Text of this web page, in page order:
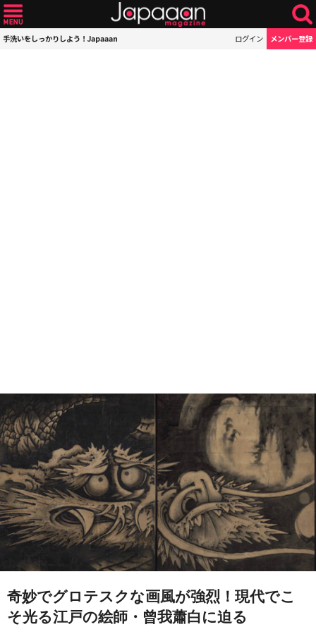
手洗いをしっかりしよう！Japaaan ログイン メンバー登録
奇妙でグロテスクな画風が強烈！現代でこ
そ光る江戸の絵師・曾我蕭白に迫る